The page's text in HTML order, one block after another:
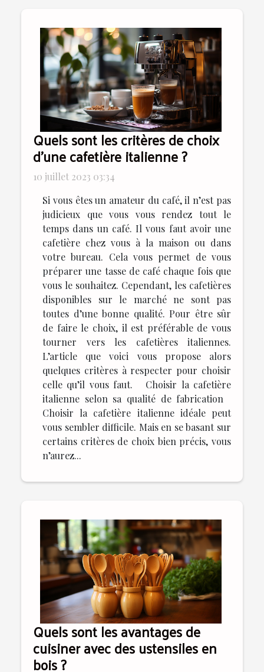
Quels sont les critères de choix
d’une cafetière italienne ?
10 juillet 2023 03:34
Si vous êtes un amateur du café, il n’est pas
judicieux que vous vous rendez tout le
temps dans un café. Il vous faut avoir une
cafetière chez vous à la maison ou dans
votre bureau. Cela vous permet de vous
préparer une tasse de café chaque fois que
vous le souhaitez. Cependant, les cafetières
disponibles sur le marché ne sont pas
toutes d’une bonne qualité. Pour être sûr
de faire le choix, il est préférable de vous
tourner vers les cafetières italiennes.
L’article que voici vous propose alors
quelques critères à respecter pour choisir
celle qu’il vous faut. Choisir la cafetière
italienne selon sa qualité de fabrication
Choisir la cafetière italienne idéale peut
vous sembler difficile. Mais en se basant sur
certains critères de choix bien précis, vous
n’aurez...
Quels sont les avantages de
cuisiner avec des ustensiles en
bois ?